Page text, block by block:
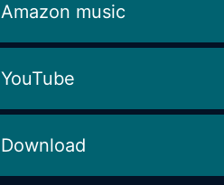
Amazon music
YouTube
Download